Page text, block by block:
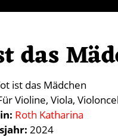
das
ist das Mädchen
Violine, Viola,
Roth Katharina
2024